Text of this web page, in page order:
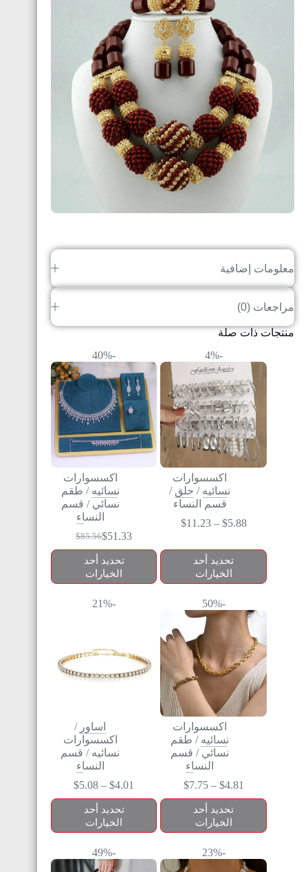
معلومات إضافية
مراجعات (0)
منتجات ذات صلة
-4%
اكسسوارات
نسائيه / حلق /
قسم النساء
$5.88
–
$11.23
تحديد أحد
الخيارات
-40%
اكسسوارات
نسائيه / طقم
نسائي / قسم
النساء
$85.56$51.33
تحديد أحد
الخيارات
-50%
اكسسوارات
نسائيه / طقم
نسائي / قسم
النساء
$4.81
–
$7.75
تحديد أحد
الخيارات
-21%
اساور /
اكسسوارات
نسائيه / قسم
النساء
$4.01
–
$5.08
تحديد أحد
الخيارات
-23%
-49%